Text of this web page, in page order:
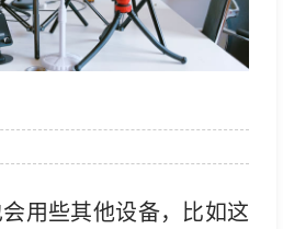
用些其他设备，比如这